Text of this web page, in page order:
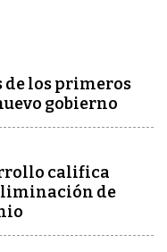
de los primeros
gobierno
califica
de